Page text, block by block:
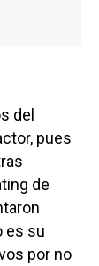
del
pues
de
es su
por no